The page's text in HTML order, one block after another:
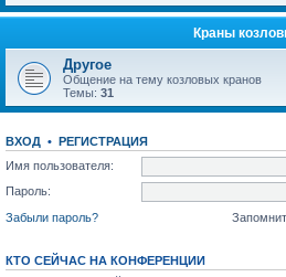
Краны
Другое
Общение на тему козловых кранов
Темы: 31
ВХОД • РЕГИСТРАЦИЯ
Имя пользователя:
Пароль:
Забыли пароль?
КТО СЕЙЧАС НА КОНФЕРЕНЦИИ